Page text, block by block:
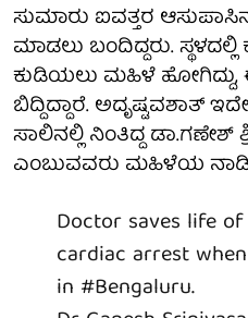
ಸುಮಾರು ಐವತ್ತರ
ಮಾಡಲು ಬಂದಿದ್ದರು. ಸ್ಥಳದಲ್ಲಿ
ಕುಡಿಯಲು ಮಹಿಳೆ ಹೋಗಿದ್ದು, ಈ
ಬಿದ್ದಿದ್ದಾರೆ. ಅದೃಷ್ಟವಶಾತ್
ಸಾಲಿನಲ್ಲಿ ನಿಂತಿದ್ದ ಡಾ.ಗಣೇಶ್
ಎಂಬುವವರು ಮಹಿಳೆಯ ನಾಡಿ
Doctor saves life
cardiac arrest
in #Bengaluru.